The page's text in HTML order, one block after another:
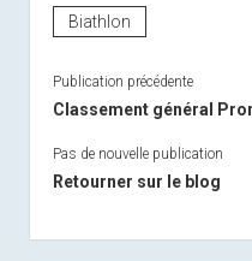
Biathlon
Publication précédente
Classement général
Pas de nouvelle publication
Retourner sur le blog